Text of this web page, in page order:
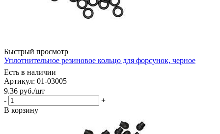
Быстрый просмотр
Уплотнительное резиновое кольцо для форсунок, черное
Есть в наличии
Артикул: 01-03005
9.36 руб./шт
-
+
В корзину